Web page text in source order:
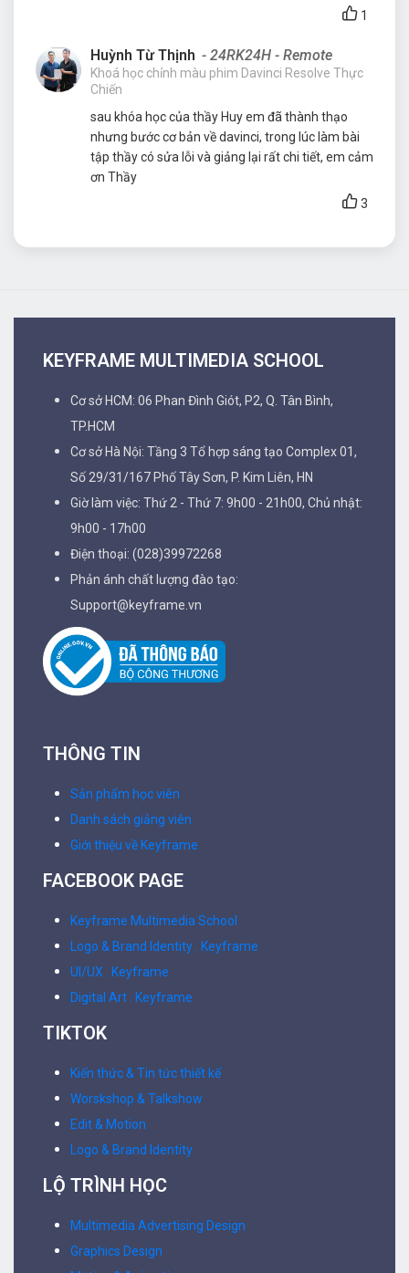
1
Huỳnh Từ Thịnh - 24RK24H - Remote
Khoá học chỉnh màu phim Davinci Resolve Thực
Chiến
sau khóa học của thầy Huy em đã thành thạo
nhưng bước cơ bản về davinci, trong lúc làm bài
tập thầy có sửa lỗi và giảng lại rất chi tiết, em cảm
ơn Thầy
3
KEYFRAME MULTIMEDIA SCHOOL
Cơ sở HCM: 06 Phan Đình Giót, P2, Q. Tân Bình,
TP.HCM
Cơ sở Hà Nội: Tầng 3 Tổ hợp sáng tạo Complex 01,
Số 29/31/167 Phố Tây Sơn, P. Kim Liên, HN
Giờ làm việc: Thứ 2 - Thứ 7: 9h00 - 21h00, Chủ nhật:
9h00 - 17h00
Điện thoại: (028)39972268
Phản ánh chất lượng đào tạo:
Support@keyframe.vn
THÔNG TIN
Sản phẩm học viên
Danh sách giảng viên
Giới thiệu về Keyframe
FACEBOOK PAGE
Keyframe Multimedia School
Logo & Brand Identity . Keyframe
UI/UX . Keyframe
Digital Art . Keyframe
TIKTOK
Kiến thức & Tin tức thiết kế
Worskshop & Talkshow
Edit & Motion
Logo & Brand Identity
LỘ TRÌNH HỌC
Multimedia Advertising Design
Graphics Design